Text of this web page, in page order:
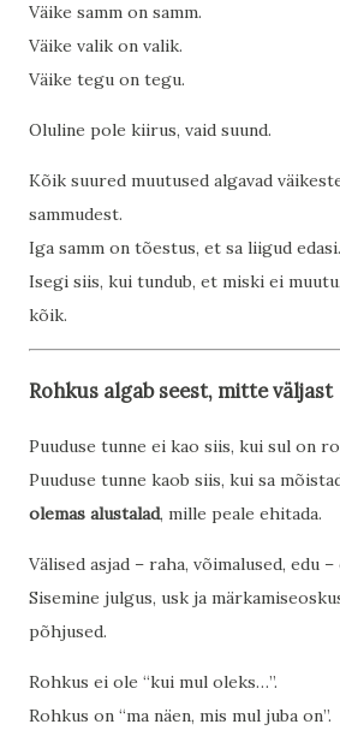
Väike samm on samm.
Väike valik on valik.
Väike tegu on tegu.
Oluline pole kiirus, vaid suund.
Kõik suured muutused algavad
sammudest.
Iga samm on tõestus, et sa liigud edasi.
Isegi siis, kui tundub, et miski ei
kõik.
Rohkus algab seest, mitte väljast
Puuduse tunne ei kao siis, kui sul on
Puuduse tunne kaob siis, kui sa
olemas alustalad, mille peale ehitada.
Välised asjad – raha, võimalused, edu
Sisemine julgus, usk ja
põhjused.
Rohkus ei ole “kui mul oleks…”.
Rohkus on “ma näen, mis mul juba on”.